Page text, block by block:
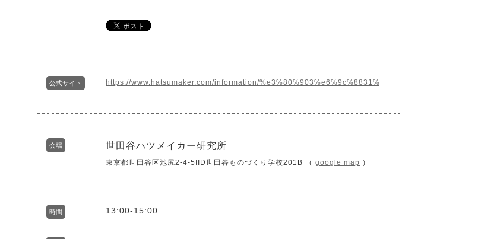
公式サイト https://www.hatsumaker.com/information/
会場 世田谷ハツメイカー研究所
東京都世田谷区池尻2-4-5IID世田谷ものづくり学校201B （ google map ）
時間 13:00-15:00